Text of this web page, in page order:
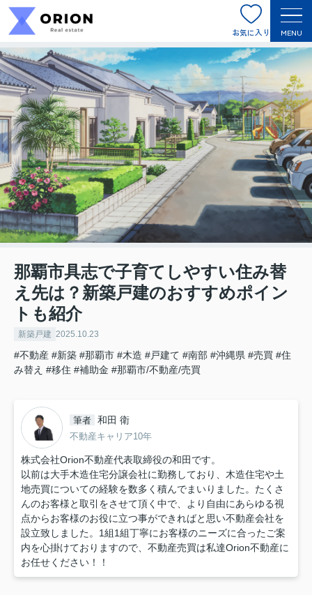
お気に入り MENU
那覇市具志で子育てしやすい住み替
え先は？新築戸建のおすすめポイン
トも紹介
新築戸建 2025.10.23
#不動産 #新築 #那覇市 #木造 #戸建て #南部 #沖縄県 #売買 #住
み替え #移住 #補助金 #那覇市/不動産/売買
筆者 和田 衛
不動産キャリア10年
株式会社Orion不動産代表取締役の和田です。
以前は大手木造住宅分譲会社に勤務しており、木造住宅や土
地売買についての経験を数多く積んでまいりました。たくさ
んのお客様と取引をさせて頂く中で、より自由にあらゆる視
点からお客様のお役に立つ事ができればと思い不動産会社を
設立致しました。1組1組丁寧にお客様のニーズに合ったご案
内を心掛けておりますので、不動産売買は私達Orion不動産に
お任せください！！